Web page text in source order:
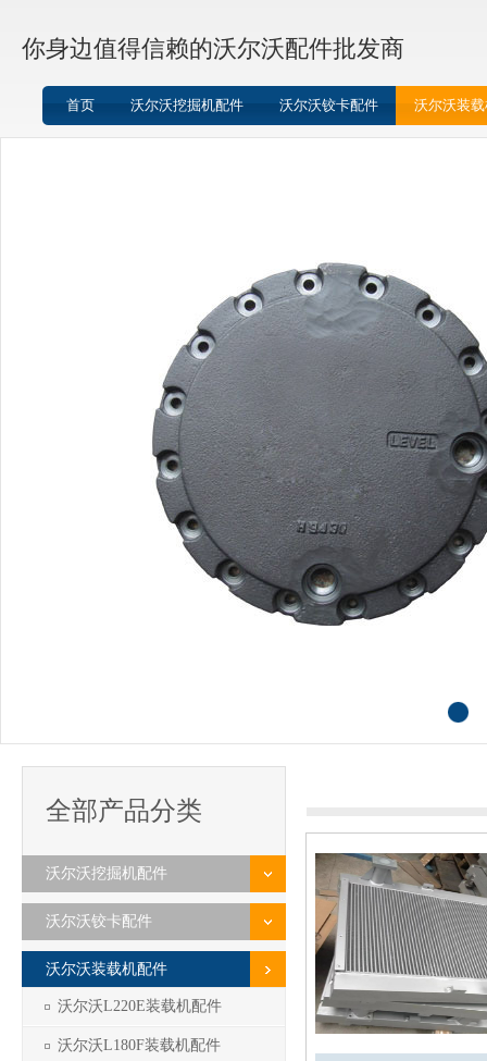
你身边值得信赖的沃尔沃配件批发商
首页 沃尔沃挖掘机配件 沃尔沃铰卡配件 沃尔沃装
全部产品分类
沃尔沃挖掘机配件
沃尔沃铰卡配件
沃尔沃装载机配件
沃尔沃L220E装载机配件
沃尔沃L180F装载机配件